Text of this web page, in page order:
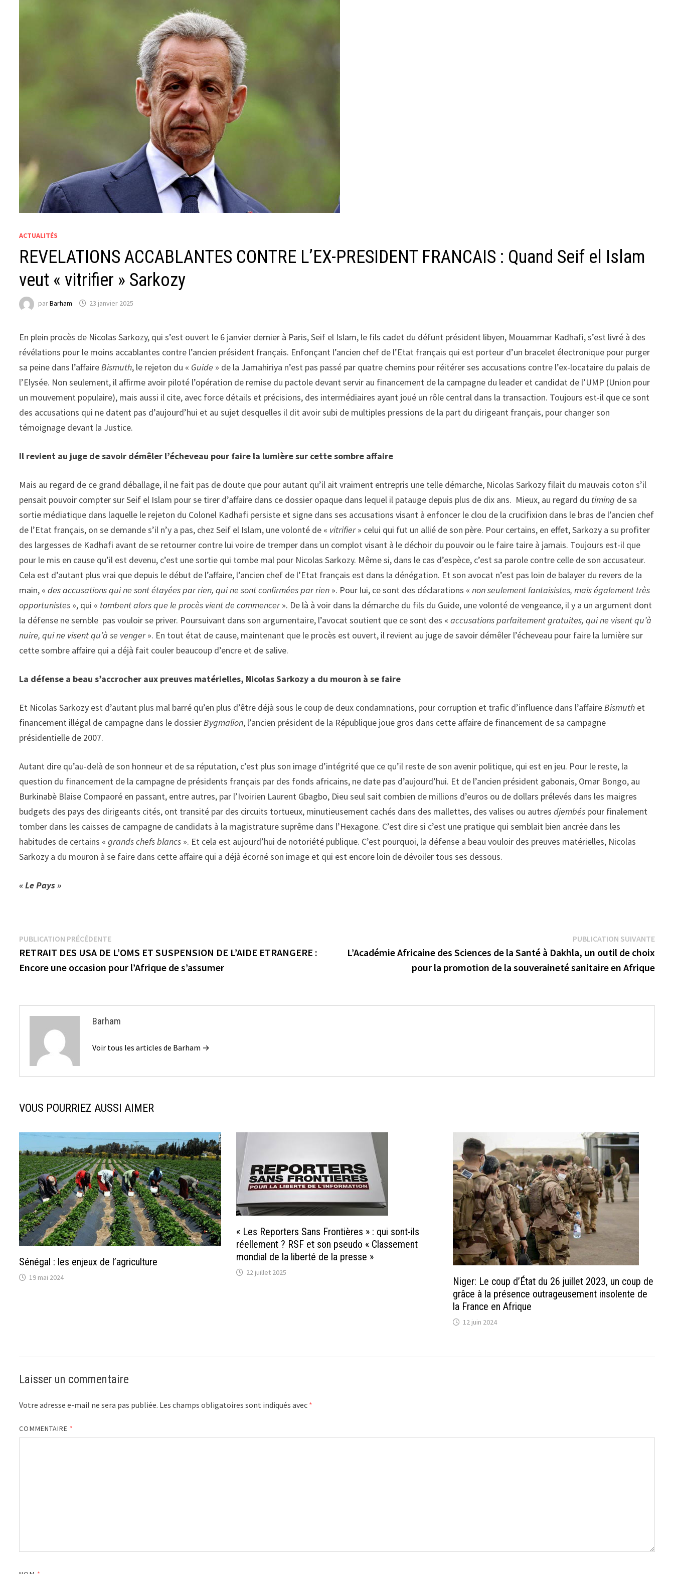
ACTUALITÉS
REVELATIONS ACCABLANTES CONTRE L’EX-PRESIDENT FRANCAIS : Quand Seif el Islam
veut « vitrifier » Sarkozy
parBarham 23 janvier 2025
En plein procès de Nicolas Sarkozy, qui s’est ouvert le 6 janvier dernier à Paris, Seif el Islam, le fils cadet du défunt président libyen, Mouammar Kadhafi, s’est livré à des
révélations pour le moins accablantes contre l’ancien président français. Enfonçant l’ancien chef de l’Etat français qui est porteur d’un bracelet électronique pour purger
sa peine dans l’affaireBismuth, le rejeton du « Guide » de la Jamahiriya n’est pas passé par quatre chemins pour réitérer ses accusations contre l’ex-locataire du palais de
l’Elysée. Non seulement, il affirme avoir piloté l’opération de remise du pactole devant servir au financement de la campagne du leader et candidat de l’UMP (Union pour
un mouvement populaire), mais aussi il cite, avec force détails et précisions, des intermédiaires ayant joué un rôle central dans la transaction. Toujours est-il que ce sont
des accusations qui ne datent pas d’aujourd’hui et au sujet desquelles il dit avoir subi de multiples pressions de la part du dirigeant français, pour changer son
témoignage devant la Justice.
Il revient au juge de savoir démêler l’écheveau pour faire la lumière sur cette sombre affaire
Mais au regard de ce grand déballage, il ne fait pas de doute que pour autant qu’il ait vraiment entrepris une telle démarche, Nicolas Sarkozy filait du mauvais coton s’il
pensait pouvoir compter sur Seif el Islam pour se tirer d’affaire dans ce dossier opaque dans lequel il patauge depuis plus de dix ans. Mieux, au regard du timing de sa
sortie médiatique dans laquelle le rejeton du Colonel Kadhafi persiste et signe dans ses accusations visant à enfoncer le clou de la crucifixion dans le bras de l’ancien chef
de l’Etat français, on se demande s’il n’y a pas, chez Seif el Islam, une volonté de « vitrifier» celui qui fut un allié de son père. Pour certains, en effet, Sarkozy a su profiter
des largesses de Kadhafi avant de se retourner contre lui voire de tremper dans un complot visant à le déchoir du pouvoir ou le faire taire à jamais. Toujours est-il que
pour le mis en cause qu’il est devenu, c’est une sortie qui tombe mal pour Nicolas Sarkozy. Même si, dans le cas d’espèce, c’est sa parole contre celle de son accusateur.
Cela est d’autant plus vrai que depuis le début de l’affaire, l’ancien chef de l’Etat français est dans la dénégation. Et son avocat n’est pas loin de balayer du revers de la
main, «des accusations qui ne sont étayées par rien, qui ne sont confirmées par rien ». Pour lui, ce sont des déclarations «non seulement fantaisistes, mais également très
opportunistes », qui « tombent alors que le procès vient de commencer». De là à voir dans la démarche du fils du Guide, une volonté de vengeance, il y a un argument dont
la défense ne semble pas vouloir se priver. Poursuivant dans son argumentaire, l’avocat soutient que ce sont des « accusations parfaitement gratuites, qui ne visent qu’à
nuire, qui ne visent qu’à se venger». En tout état de cause, maintenant que le procès est ouvert, il revient au juge de savoir démêler l’écheveau pour faire la lumière sur
cette sombre affaire qui a déjà fait couler beaucoup d’encre et de salive.
La défense a beau s’accrocher aux preuves matérielles, Nicolas Sarkozy a du mouron à se faire
Et Nicolas Sarkozy est d’autant plus mal barré qu’en plus d’être déjà sous le coup de deux condamnations, pour corruption et trafic d’influence dans l’affaireBismuth et
financement illégal de campagne dans le dossierBygmalion, l’ancien président de la République joue gros dans cette affaire de financement de sa campagne
présidentielle de 2007.
Autant dire qu’au-delà de son honneur et de sa réputation, c’est plus son image d’intégrité que ce qu’il reste de son avenir politique, qui est en jeu. Pour le reste, la
question du financement de la campagne de présidents français par des fonds africains, ne date pas d’aujourd’hui. Et de l’ancien président gabonais, Omar Bongo, au
Burkinabè Blaise Compaoré en passant, entre autres, par l’Ivoirien Laurent Gbagbo, Dieu seul sait combien de millions d’euros ou de dollars prélevés dans les maigres
budgets des pays des dirigeants cités, ont transité par des circuits tortueux, minutieusement cachés dans des mallettes, des valises ou autresdjembés pour finalement
tomber dans les caisses de campagne de candidats à la magistrature suprême dans l’Hexagone. C’est dire si c’est une pratique qui semblait bien ancrée dans les
habitudes de certains «grands chefs blancs ». Et cela est aujourd’hui de notoriété publique. C’est pourquoi, la défense a beau vouloir des preuves matérielles, Nicolas
Sarkozy a du mouron à se faire dans cette affaire qui a déjà écorné son image et qui est encore loin de dévoiler tous ses dessous.
« Le Pays »
Navigation
de
PUBLICATION PRÉCÉDENTEPublication
précédente :
RETRAIT DES USA DE L’OMS ET SUSPENSION DE L’AIDE ETRANGERE :
Encore une occasion pour l’Afrique de s’assumer
PUBLICATION SUIVANTE
L’Académie Africaine des Sciences de la Santé à Dakhla, un outil de choix
pour la promotion de la souveraineté sanitaire en Afrique
Barham
Voir tous les articles de Barham →
VOUS POURRIEZ AUSSI AIMER
Sénégal : les enjeux de l’agriculture
19 mai 2024
« Les Reporters Sans Frontières » : qui sont-ils
réellement ? RSF et son pseudo « Classement
mondial de la liberté de la presse »
22 juillet 2025
Niger: Le coup d’État du 26 juillet 2023, un coup de
grâce à la présence outrageusement insolente de
la France en Afrique
12 juin 2024
Laisser un commentaire
Votre adresse e-mail ne sera pas publiée. Les champs obligatoires sont indiqués avec *
COMMENTAIRE *